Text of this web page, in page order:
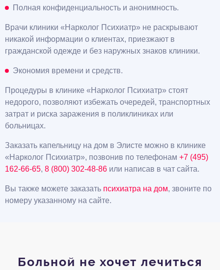
Полная конфиденциальность и анонимность.
Врачи клиники «Нарколог Психиатр» не раскрывают
никакой информации о клиентах, приезжают в
гражданской одежде и без наружных знаков клиники.
Экономия времени и средств.
Процедуры в клинике «Нарколог Психиатр» стоят
недорого, позволяют избежать очередей, транспортных
затрат и риска заражения в поликлиниках или
больницах.
Заказать капельницу на дом в Элисте можно в клинике
«Нарколог Психиатр», позвонив по телефонам +7 (495)
162-66-65, 8 (800) 302-48-86 или написав в чат сайта.
Вы также можете заказать психиатра на дом, звоните по
номеру указанному на сайте.
Больной не хочет лечиться